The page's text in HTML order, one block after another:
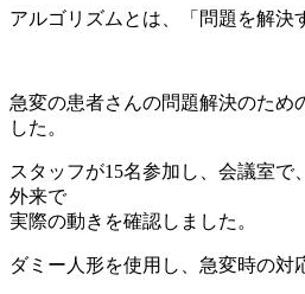
アルゴリズムとは、「問題を解決
急変の患者さんの問題解決のため
した。
スタッフが15名参加し、会議室で
外来で
実際の動きを確認しました。
ダミー人形を使用し、急変時の対